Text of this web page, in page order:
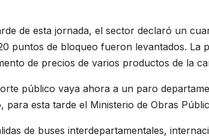
de esta jornada, el sector declaró un
puntos de bloqueo fueron levantados. La
de precios de varios productos de la
público vaya ahora a un paro
para esta tarde el Ministerio de Obras
de buses interdepartamentales,